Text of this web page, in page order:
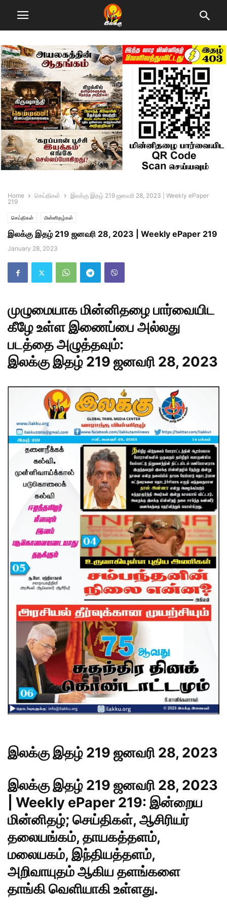
Home செய்திகள்
இலக்கு இதழ் 219 ஜனவரி 28, 2023 | Weekly ePaper
219
செய்திகள் மின்னிதழ்கள்
இலக்கு இதழ் 219 ஜனவரி 28, 2023 | Weekly ePaper 219
January 28, 2023
முழுமையாக மின்னிதழை பார்வையிட
கீழே உள்ள இணைப்பை அல்லது
படத்தை அழுத்தவும்:
இலக்கு இதழ் 219 ஜனவரி 28, 2023
இலக்கு இதழ் 219 ஜனவரி 28, 2023
இலக்கு இதழ் 219 ஜனவரி 28, 2023
| Weekly ePaper 219: இன்றைய
மின்னிதழ்; செய்திகள், ஆசிரியர்
தலையங்கம், தாயகத்தளம்,
மலையகம், இந்தியத்தளம்,
அறிவாயுதம் ஆகிய தளங்களை
தாங்கி வெளியாகி உள்ளது.